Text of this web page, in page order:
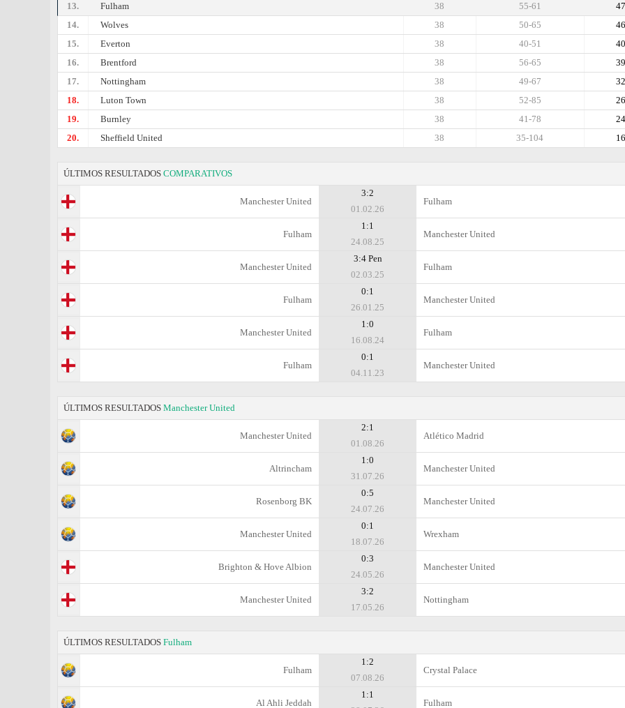
13.
Fulham 47
55-61
38
14.
Wolves 46
50-65
38
15.
Everton 40
40-51
38
16.
Brentford 39
56-65
38
17.
Nottingham 32
49-67
38
18.
Luton Town 26
52-85
38
19.
Burnley 24
41-78
38
20.
Sheffield United 16
35-104
38
ÚLTIMOS RESULTADOS COMPARATIVOS
Manchester United
3:2
01.02.26
Fulham
Fulham
1:1
24.08.25
Manchester United
Manchester United
3:4 Pen
02.03.25
Fulham
Fulham
0:1
26.01.25
Manchester United
Manchester United
1:0
16.08.24
Fulham
Fulham
0:1
04.11.23
Manchester United
ÚLTIMOS RESULTADOS Manchester United
Manchester United
2:1
01.08.26
Atlético Madrid
Altrincham
1:0
31.07.26
Manchester United
Rosenborg BK
0:5
24.07.26
Manchester United
Manchester United
0:1
18.07.26
Wrexham
Brighton & Hove Albion
0:3
24.05.26
Manchester United
Manchester United
3:2
17.05.26
Nottingham
ÚLTIMOS RESULTADOS Fulham
Fulham
1:2
07.08.26
Crystal Palace
Al Ahli Jeddah
1:1
Fulham